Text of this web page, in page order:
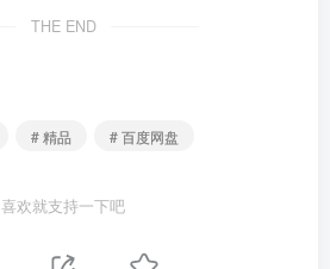
THE END
# 精品 # 百度网盘
喜欢就支持一下吧